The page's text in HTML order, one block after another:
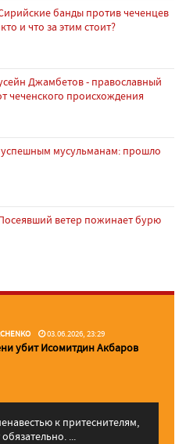
банды против чеченцев
и что за этим стоит?
Джамбетов - православный
чеченского происхождения
мусульманам: прошло
ветер пожинает бурю
03.06.2026, 23:29
убит Исомитдин Акбаров
к притеснителям,
...